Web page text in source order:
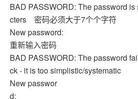
BAD PASSWORD: The password is
cters 密码必须大于7个个字符
New
重新输入密码
BAD PASSWORD: The password
ck - it is too simplistic/systematic
New passwor
d: 重新